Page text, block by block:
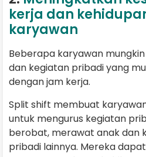
kerja dan
karyawan
Beberapa karyawan
dan kegiatan pribadi yang
dengan jam kerja.
Split shift membuat
untuk mengurus kegiatan
berobat, merawat anak dan
pribadi lainnya. Mereka